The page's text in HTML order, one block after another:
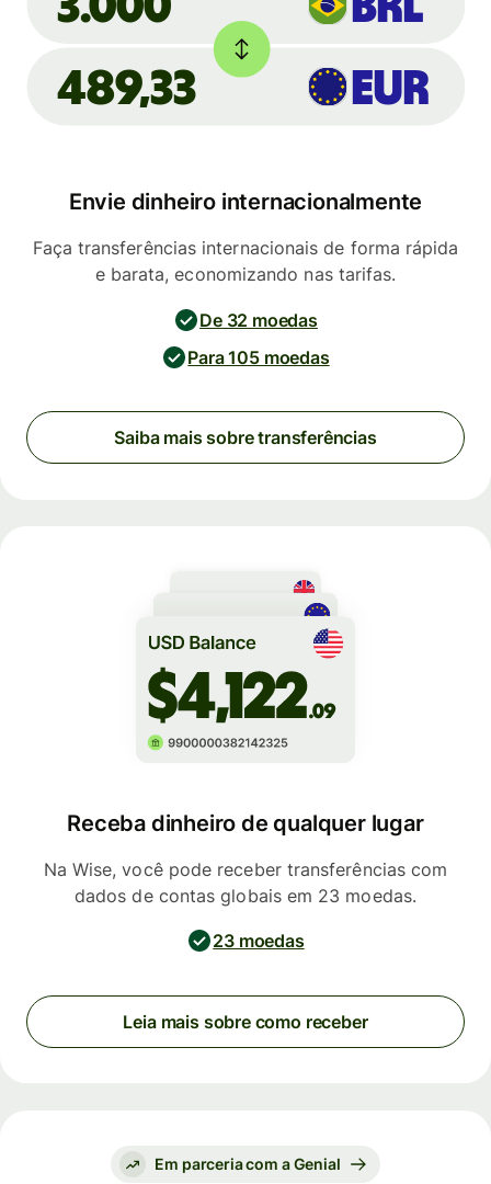
489,33
EUR
Envie dinheiro internacionalmente
Faça transferências internacionais de forma rápida
e barata, economizando nas tarifas.
De 32 moedas
Para 105 moedas
Saiba mais sobre transferências
Receba dinheiro de qualquer lugar
Na Wise, você pode receber transferências com
dados de contas globais em 23 moedas.
23 moedas
Leia mais sobre como receber
Em parceria com a Genial